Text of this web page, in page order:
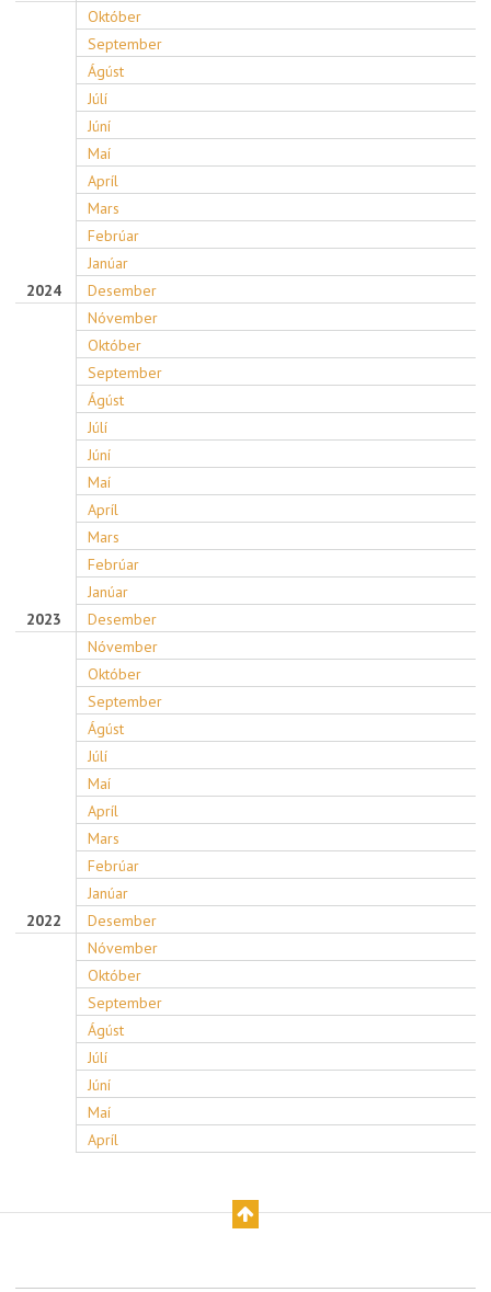
Október
September
Ágúst
Júlí
Júní
Maí
Apríl
Mars
Febrúar
Janúar
2024
Desember
Nóvember
Október
September
Ágúst
Júlí
Júní
Maí
Apríl
Mars
Febrúar
Janúar
2023
Desember
Nóvember
Október
September
Ágúst
Júlí
Maí
Apríl
Mars
Febrúar
Janúar
2022
Desember
Nóvember
Október
September
Ágúst
Júlí
Júní
Maí
Apríl